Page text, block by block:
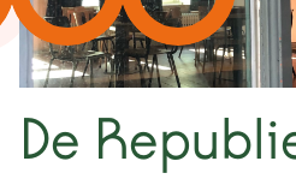
over
De